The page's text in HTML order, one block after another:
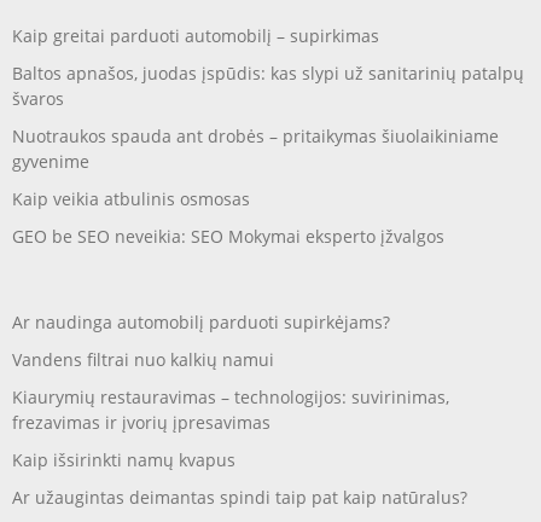
Kaip greitai parduoti automobilį – supirkimas
Baltos apnašos, juodas įspūdis: kas slypi už sanitarinių patalpų
švaros
Nuotraukos spauda ant drobės – pritaikymas šiuolaikiniame
gyvenime
Kaip veikia atbulinis osmosas
GEO be SEO neveikia: SEO Mokymai eksperto įžvalgos
Ar naudinga automobilį parduoti supirkėjams?
Vandens filtrai nuo kalkių namui
Kiaurymių restauravimas – technologijos: suvirinimas,
frezavimas ir įvorių įpresavimas
Kaip išsirinkti namų kvapus
Ar užaugintas deimantas spindi taip pat kaip natūralus?